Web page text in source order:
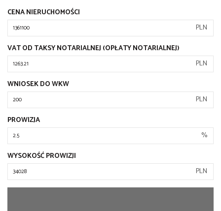
CENA NIERUCHOMOŚCI
PLN
VAT OD TAKSY NOTARIALNEJ (OPŁATY NOTARIALNEJ)
PLN
WNIOSEK DO WKW
PLN
PROWIZJA
%
WYSOKOŚĆ PROWIZJI
PLN